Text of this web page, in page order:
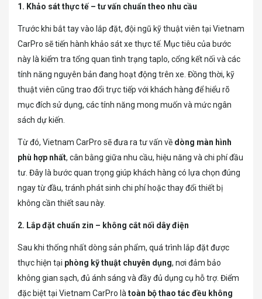
1. Khảo sát thực tế – tư vấn chuẩn theo nhu cầu
Trước khi bắt tay vào lắp đặt, đội ngũ kỹ thuật viên tại Vietnam
CarPro sẽ tiến hành khảo sát xe thực tế. Mục tiêu của bước
này là kiểm tra tổng quan tình trạng taplo, cổng kết nối và các
tính năng nguyên bản đang hoạt động trên xe. Đồng thời, kỹ
thuật viên cũng trao đổi trực tiếp với khách hàng để hiểu rõ
mục đích sử dụng, các tính năng mong muốn và mức ngân
sách dự kiến.
Từ đó, Vietnam CarPro sẽ đưa ra tư vấn về dòng màn hình
phù hợp nhất, cân bằng giữa nhu cầu, hiệu năng và chi phí đầu
tư. Đây là bước quan trọng giúp khách hàng có lựa chọn đúng
ngay từ đầu, tránh phát sinh chi phí hoặc thay đổi thiết bị
không cần thiết sau này.
2. Lắp đặt chuẩn zin – không cắt nối dây điện
Sau khi thống nhất dòng sản phẩm, quá trình lắp đặt được
thực hiện tại phòng kỹ thuật chuyên dụng, nơi đảm bảo
không gian sạch, đủ ánh sáng và đầy đủ dụng cụ hỗ trợ. Điểm
đặc biệt tại Vietnam CarPro là toàn bộ thao tác đều không